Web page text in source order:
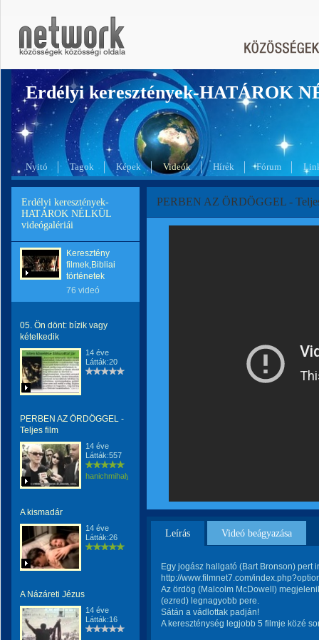
Erdélyi keresztények-HATÁROK
Nyitó Tagok Képek Videók Hírek Fórum
Erdélyi keresztények-
HATÁROK NÉLKÜL
videógalériái
Keresztény
filmek,Bibliai
történetek
76 videó
05. Ön dönt: bízik vagy
kételkedik
14 éve
Látták:20
PERBEN AZ ÖRDÖGGEL -
Teljes film
14 éve
Látták:557
hanichmihalyattila
A kismadár
14 éve
Látták:26
A Názáreti Jézus
14 éve
Látták:16
PERBEN AZ ÖRDÖGGEL -
Leírás Videó beágyazása
Egy jogász hallgató (Bart Bronson) pert
http://www.filmnet7.com/
Az ördög (Malcolm McDowell)
(ezred) legnagyobb pere.
Sátán a vádlottak padján!
A kereszténység legjobb 5 filmje közé